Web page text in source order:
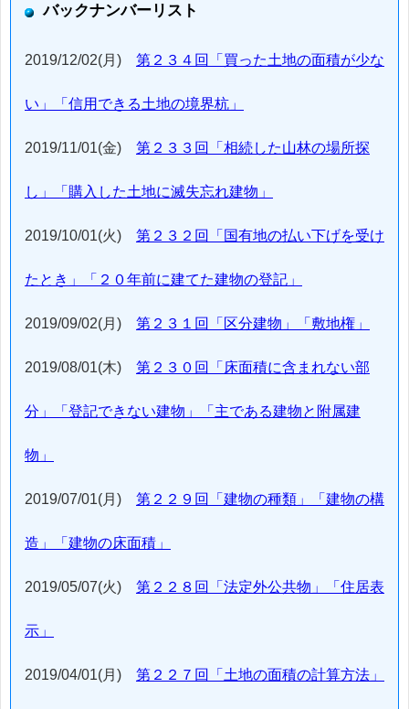
バックナンバーリスト
2019/12/02(月) 第２３４回「買った土地の面積が少な
い」「信用できる土地の境界杭」
2019/11/01(金) 第２３３回「相続した山林の場所探
し」「購入した土地に滅失忘れ建物」
2019/10/01(火) 第２３２回「国有地の払い下げを受け
たとき」「２０年前に建てた建物の登記」
2019/09/02(月) 第２３１回「区分建物」「敷地権」
2019/08/01(木) 第２３０回「床面積に含まれない部
分」「登記できない建物」「主である建物と附属建
物」
2019/07/01(月) 第２２９回「建物の種類」「建物の構
造」「建物の床面積」
2019/05/07(火) 第２２８回「法定外公共物」「住居表
示」
2019/04/01(月) 第２２７回「土地の面積の計算方法」